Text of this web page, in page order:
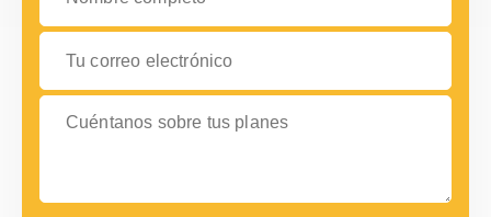
Tu correo electrónico
Cuéntanos sobre tus planes